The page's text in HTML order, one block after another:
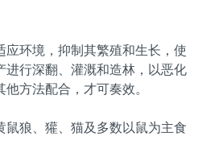
应环境，抑制其繁殖和生长，使
进行深翻、灌溉和造林，以恶化
方法配合，才可奏效。
鼠狼、獾、猫及多数以鼠为主食